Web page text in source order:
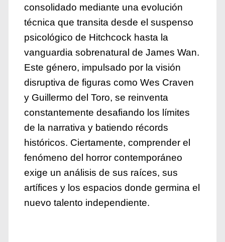
consolidado mediante una evolución
técnica que transita desde el suspenso
psicológico de Hitchcock hasta la
vanguardia sobrenatural de James Wan.
Este género, impulsado por la visión
disruptiva de figuras como Wes Craven
y Guillermo del Toro, se reinventa
constantemente desafiando los límites
de la narrativa y batiendo récords
históricos. Ciertamente, comprender el
fenómeno del horror contemporáneo
exige un análisis de sus raíces, sus
artífices y los espacios donde germina el
nuevo talento independiente.